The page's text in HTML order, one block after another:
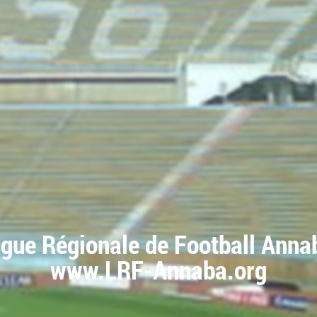
Régionale de Football
www.LRF-Annaba.org